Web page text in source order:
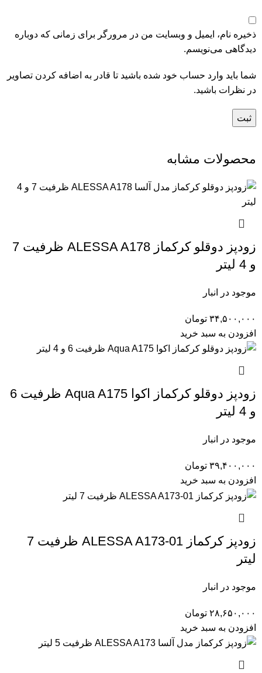
ذخیره نام، ایمیل و وبسایت من در مرورگر برای زمانی که دوباره
دیدگاهی می‌نویسم.
شما باید وارد حساب خود شده باشید تا قادر به اضافه کردن تصاویر
در نظرات باشید.
محصولات مشابه
زودپز دوقلو کرکماز ALESSA A178 ظرفیت 7
و 4 لیتر
موجود در انبار
۳۴,۵۰۰,۰۰۰ تومان
افزودن به سبد خرید
زودپز دوقلو کرکماز اکوا Aqua A175 ظرفیت 6
و 4 لیتر
موجود در انبار
۳۹,۴۰۰,۰۰۰ تومان
افزودن به سبد خرید
زودپز کرکماز 01-ALESSA A173 ظرفیت 7
لیتر
موجود در انبار
۲۸,۶۵۰,۰۰۰ تومان
افزودن به سبد خرید